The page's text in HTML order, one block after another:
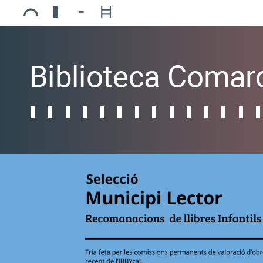
Ajuntament de Mollerussa
Biblioteca Comarcal Jaume Vila
Piscines de Mollerussa